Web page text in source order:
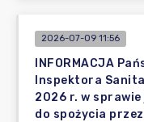
2026-07-09 11:56
INFORMACJA
Inspektora
2026 r. w
do spożycia